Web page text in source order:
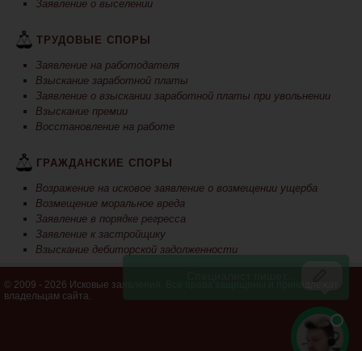
Заявление о выселении
ТРУДОВЫЕ СПОРЫ
Заявление на работодателя
Взыскание заработной платы
Заявление о взыскании заработной платы при увольнении
Взыскание премии
Восстановление на работе
ГРАЖДАНСКИЕ СПОРЫ
Возражение на исковое заявление о возмещении ущерба
Возмещение моральное вреда
Заявление в порядке регресса
Заявление к застройщику
Взыскание дебиторской задолженности
© 2009 - 2026 Исковые заявления. Все права защищены и принадлежат
владельцам сайта.